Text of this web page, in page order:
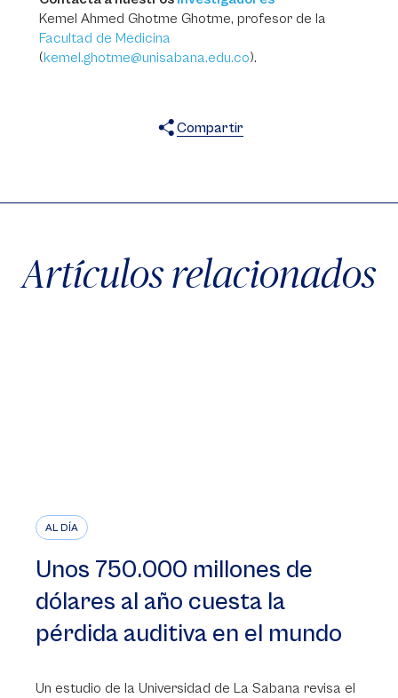
Kemel Ahmed Ghotme Ghotme, profesor de la
Facultad de Medicina
(kemel.ghotme@unisabana.edu.co).
Compartir
Artículos relacionados
AL DÍA
Unos 750.000 millones de
dólares al año cuesta la
pérdida auditiva en el mundo
Un estudio de la Universidad de La Sabana revisa el